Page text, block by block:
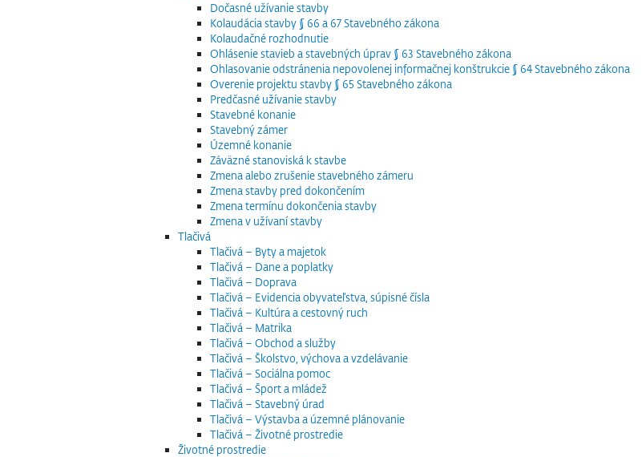
Dočasné užívanie stavby
Kolaudácia stavby § 66 a 67 Stavebného zákona
Kolaudačné rozhodnutie
Ohlásenie stavieb a stavebných úprav § 63 Stavebného zákona
Ohlasovanie odstránenia nepovolenej informačnej konštrukcie § 64 Stavebného zákona
Overenie projektu stavby § 65 Stavebného zákona
Predčasné užívanie stavby
Stavebné konanie
Stavebný zámer
Územné konanie
Záväzné stanoviská k stavbe
Zmena alebo zrušenie stavebného zámeru
Zmena stavby pred dokončením
Zmena termínu dokončenia stavby
Zmena v užívaní stavby
Tlačivá
Tlačivá – Byty a majetok
Tlačivá – Dane a poplatky
Tlačivá – Doprava
Tlačivá – Evidencia obyvateľstva, súpisné čísla
Tlačivá – Kultúra a cestovný ruch
Tlačivá – Matrika
Tlačivá – Obchod a služby
Tlačivá – Školstvo, výchova a vzdelávanie
Tlačivá – Sociálna pomoc
Tlačivá – Šport a mládež
Tlačivá – Stavebný úrad
Tlačivá – Výstavba a územné plánovanie
Tlačivá – Životné prostredie
Životné prostredie